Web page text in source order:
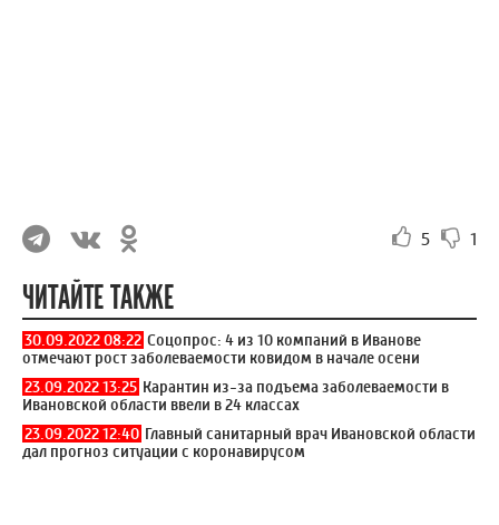
5 1
ЧИТАЙТЕ ТАКЖЕ
30.09.2022 08:22 Соцопрос: 4 из 10 компаний в Иванове
отмечают рост заболеваемости ковидом в начале осени
23.09.2022 13:25 Карантин из-за подъема заболеваемости в
Ивановской области ввели в 24 классах
23.09.2022 12:40 Главный санитарный врач Ивановской области
дал прогноз ситуации с коронавирусом